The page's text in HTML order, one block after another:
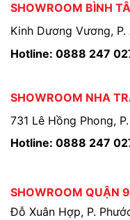
SHOWROOM BÌNH
Kinh Dương Vương, P.
Hotline: 0888 247
SHOWROOM NHA
731 Lê Hồng Phong,
Hotline: 0888 247
SHOWROOM QUẬN 9
Đỗ Xuân Hợp, P.